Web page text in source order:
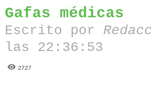
Gafas médicas
Escrito por
las 22:36:53
2727